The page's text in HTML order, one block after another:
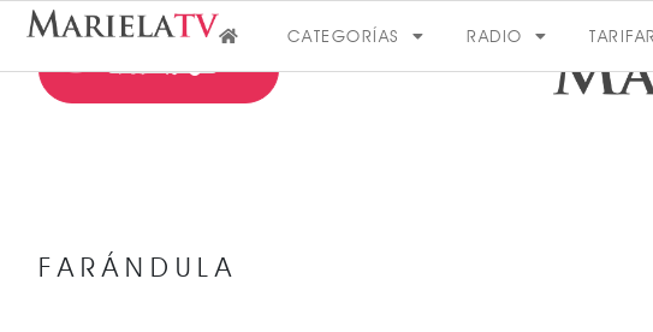
CATEGORÍAS RADIO
FARÁNDULA